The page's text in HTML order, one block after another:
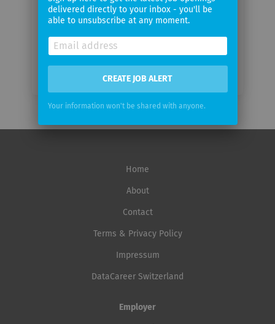
Email
frequency
Home
About
Contact
Terms & Privacy Policy
Impressum
DataCareer Switzerland
Employer
delivered directly to your inbox - you'll be
able to unsubscribe at any moment.
CREATE JOB ALERT
Your information won't be shared with anyone.